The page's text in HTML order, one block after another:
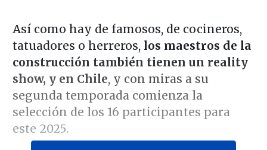
Así como hay de famosos, de cocineros,
tatuadores o herreros, los maestros de la
construcción también tienen un reality
show, y en Chile, y con miras a su
segunda temporada comienza la
selección de los 16 participantes para
este 2025.